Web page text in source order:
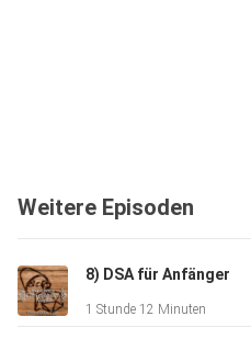
Weitere Episoden
8) DSA für Anfänger
1 Stunde 12 Minuten